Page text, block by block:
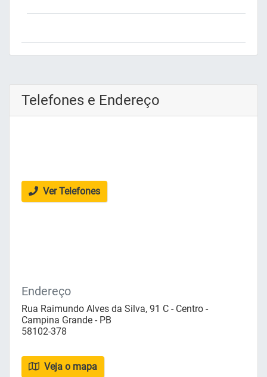
Telefones e Endereço
Ver Telefones
Endereço
Rua Raimundo Alves da Silva, 91 C - Centro -
Campina Grande - PB
58102-378
Veja o mapa